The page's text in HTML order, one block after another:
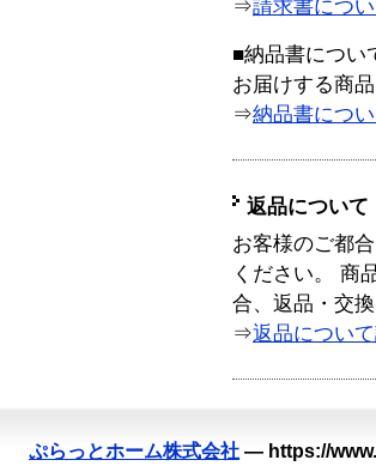
⇒請求書につ
■納品書につい
お届けする商
⇒納品書につ
返品について
お客様のご都
ください。 商
合、返品・交
⇒返品につい
ぷらっとホーム株式会社 — https://